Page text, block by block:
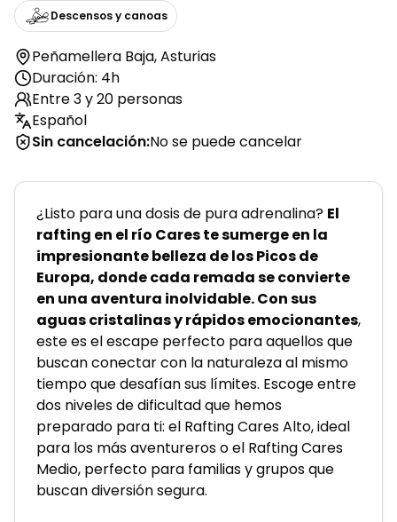
Descensos y canoas
Peñamellera Baja,Asturias
Duración: 4h
Entre 3 y 20 personas
Español
Sin cancelación:No se puede cancelar
¿Listo para una dosis de pura adrenalina? El
rafting en el río Cares te sumerge en la
impresionante belleza de los Picos de
Europa, donde cada remada se convierte
en una aventura inolvidable. Con sus
aguas cristalinas y rápidos emocionantes,
este es el escape perfecto para aquellos que
buscan conectar con la naturaleza al mismo
tiempo que desafían sus límites. Escoge entre
dos niveles de dificultad que hemos
preparado para ti: el Rafting Cares Alto, ideal
para los más aventureros o el Rafting Cares
Medio, perfecto para familias y grupos que
buscan diversión segura.